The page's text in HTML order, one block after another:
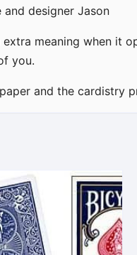
designer Jason
meaning when it
you.
and the cardistry